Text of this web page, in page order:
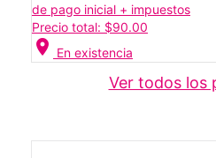
de pago inicial + impuestos
Precio total: $90.00
location_on En existencia
Ver todos los